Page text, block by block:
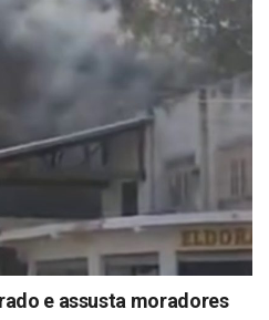
e assusta moradores